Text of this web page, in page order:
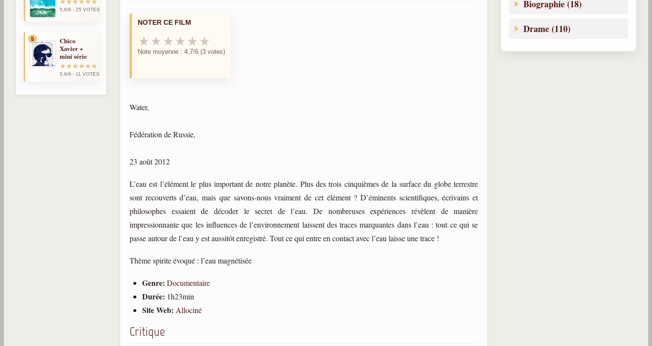
5,6/6 - 25 VOTES
5
Chico
Xavier +
mini série
5,6/6 - 11 VOTES
NOTER CE FILM
★ ★ ★ ★ ★ ★
Note moyenne : 4,7/6 (3 votes)
Water,
Fédération de Russie,
23 août 2012
L’eau est l’élément le plus important de notre planète. Plus des trois cinquièmes de la surface du globe terrestre
sont recouverts d’eau, mais que savons-nous vraiment de cet élément ? D’éminents scientifiques, écrivains et
philosophes essaient de décoder le secret de l’eau. De nombreuses expériences révèlent de manière
impressionnante que les influences de l’environnement laissent des traces marquantes dans l’eau : tout ce qui se
passe autour de l’eau y est aussitôt enregistré. Tout ce qui entre en contact avec l’eau laisse une trace !
Thème spirite évoqué : l’eau magnétisée
Genre:Documentaire
Durée: 1h23min
Site Web:Allociné
Critique
Biographie (18)
Drame (110)